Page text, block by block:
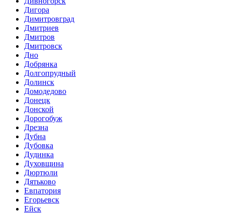
Дигора
Димитровград
Дмитриев
Дмитров
Дмитровск
Дно
Добрянка
Долгопрудный
Долинск
Домодедово
Донецк
Донской
Дорогобуж
Дрезна
Дубна
Дубовка
Дудинка
Духовщина
Дюртюли
Дятьково
Евпатория
Егорьевск
Ейск